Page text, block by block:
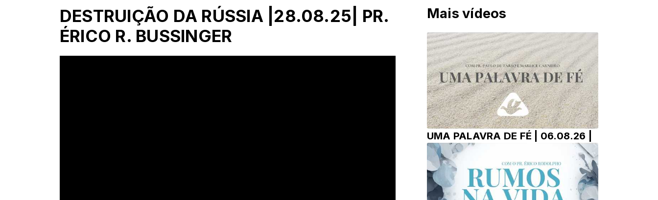
DESTRUIÇÃO DA RÚSSIA |28.08.25| PR.
ÉRICO R. BUSSINGER
Mais vídeos
UMA PALAVRA DE FÉ | 06.08.26 |